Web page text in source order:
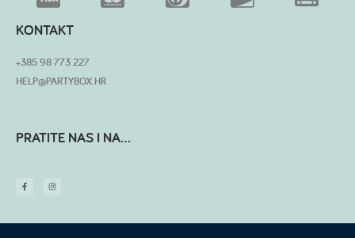
KONTAKT
+385 98 773 227
HELP@PARTYBOX.HR
PRATITE NAS I NA...